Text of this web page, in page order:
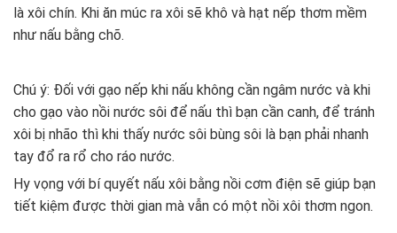
là xôi chín. Khi ăn múc ra xôi sẽ khô và hạt nếp thơm mềm
như nấu bằng chõ.
Chú ý: Đối với gạo nếp khi nấu không cần ngâm nước và khi
cho gạo vào nồi nước sôi để nấu thì bạn cần canh, để tránh
xôi bị nhão thì khi thấy nước sôi bùng sôi là bạn phải nhanh
tay đổ ra rổ cho ráo nước.
Hy vọng với bí quyết nấu xôi bằng nồi cơm điện sẽ giúp bạn
tiết kiệm được thời gian mà vẫn có một nồi xôi thơm ngon.